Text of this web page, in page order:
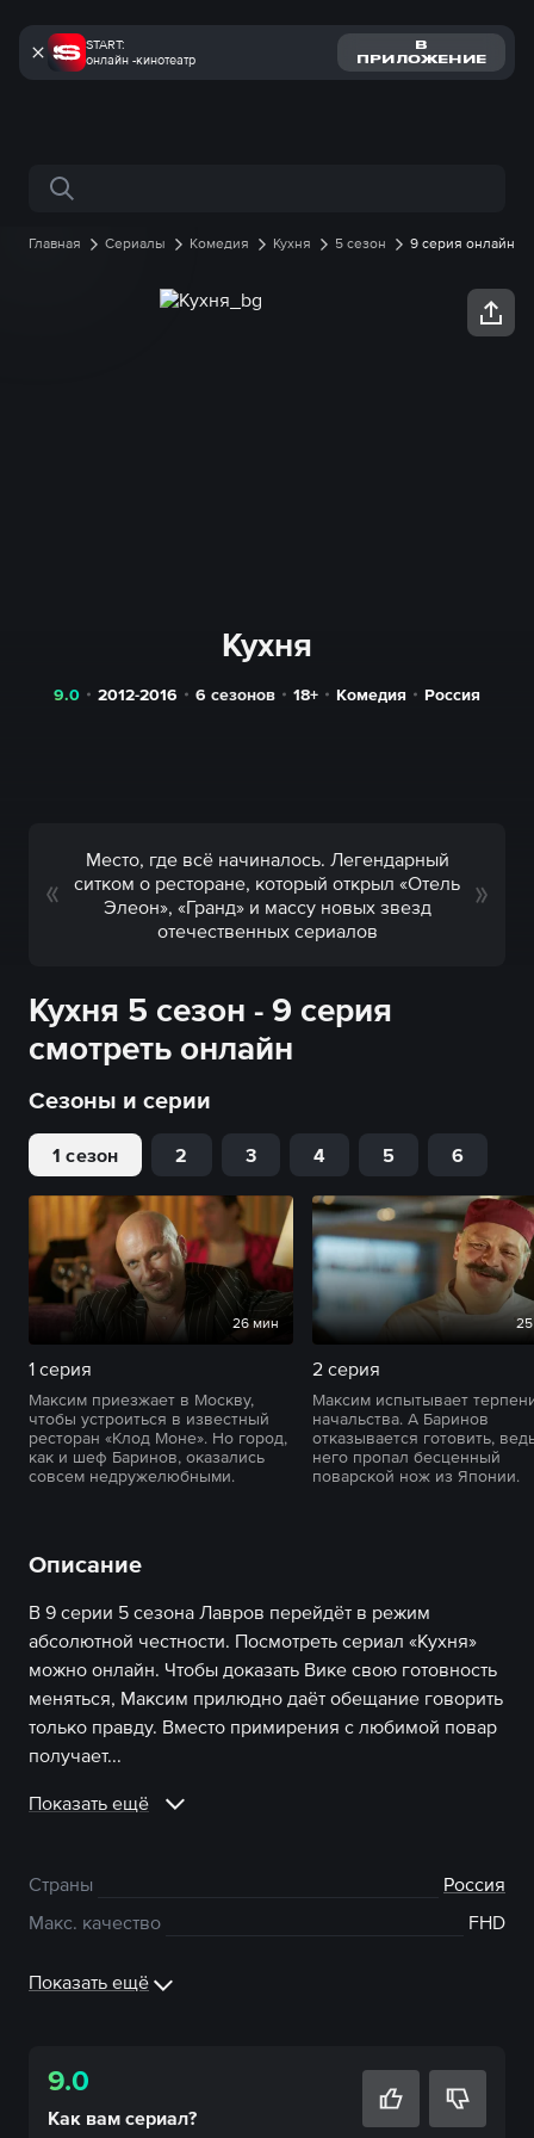
START:
онлайн -кинотеатр
В
ПРИЛОЖЕНИЕ
Поиск по сайту
Главная Сериалы Комедия Кухня 5 сезон 9 серия онлайн
Кухня
9.0 2012-2016 6 сезонов 18+ Комедия Россия
Место, где всё начиналось. Легендарный
ситком о ресторане, который открыл «Отель
Элеон», «Гранд» и массу новых звезд
отечественных сериалов
Кухня 5 сезон - 9 серия
смотреть онлайн
Сезоны и серии
1 сезон 2 3 4 5 6
26 мин
1 серия
Максим приезжает в Москву,
чтобы устроиться в известный
ресторан «Клод Моне». Но город,
как и шеф Баринов, оказались
совсем недружелюбными.
2 серия
Максим испытывает
начальства. А Баринов
отказывается готовить,
него пропал бесценный
поварской нож из Японии.
Описание
В 9 серии 5 сезона Лавров перейдёт в режим
абсолютной честности. Посмотреть сериал «Кухня»
можно онлайн. Чтобы доказать Вике свою готовность
меняться, Максим прилюдно даёт обещание говорить
только правду. Вместо примирения с любимой повар
получает...
Показать ещё
Страны
Россия
Макс. качество
FHD
Показать ещё
9.0
Как вам сериал?